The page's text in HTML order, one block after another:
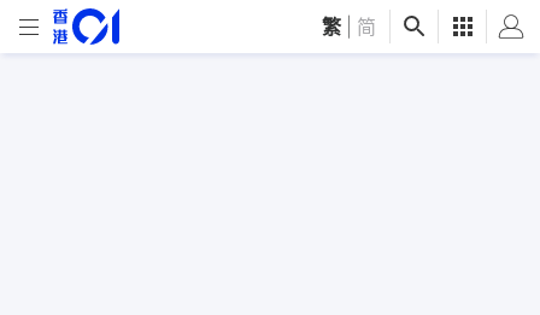
繁 简